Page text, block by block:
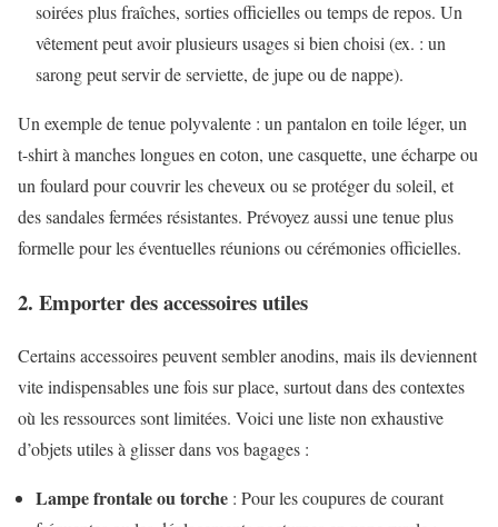
soirées plus fraîches, sorties officielles ou temps de repos. Un
vêtement peut avoir plusieurs usages si bien choisi (ex. : un
sarong peut servir de serviette, de jupe ou de nappe).
Un exemple de tenue polyvalente : un pantalon en toile léger, un
t-shirt à manches longues en coton, une casquette, une écharpe ou
un foulard pour couvrir les cheveux ou se protéger du soleil, et
des sandales fermées résistantes. Prévoyez aussi une tenue plus
formelle pour les éventuelles réunions ou cérémonies officielles.
2. Emporter des accessoires utiles
Certains accessoires peuvent sembler anodins, mais ils deviennent
vite indispensables une fois sur place, surtout dans des contextes
où les ressources sont limitées. Voici une liste non exhaustive
d’objets utiles à glisser dans vos bagages :
Lampe frontale ou torche : Pour les coupures de courant